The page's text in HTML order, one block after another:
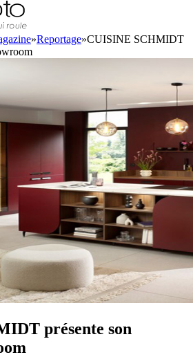
»Reportage»CUISINE SCHMIDT
présente son